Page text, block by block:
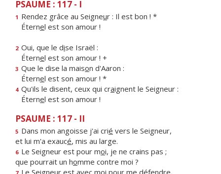
PSAUME : 117 - I
1 Rendez grâce au Seigneur : Il est bon ! *
Éternel est son amour !
2 Oui, que le dise Israël :
Éternel est son amour ! +
3 Que le dise la maison d'Aaron :
Éternel est son amour ! *
4 Qu'ils le disent, ceux qui craignent le Seigneur :
Éternel est son amour !
PSAUME : 117 - II
5 Dans mon angoisse j'ai crié vers le Seigneur,
et lui m'a exaucé, mis au large.
6 Le Seigneur est pour moi, je ne crains pas ;
que pourrait un homme contre moi ?
Le Seigneur est avec moi pour me défendre,